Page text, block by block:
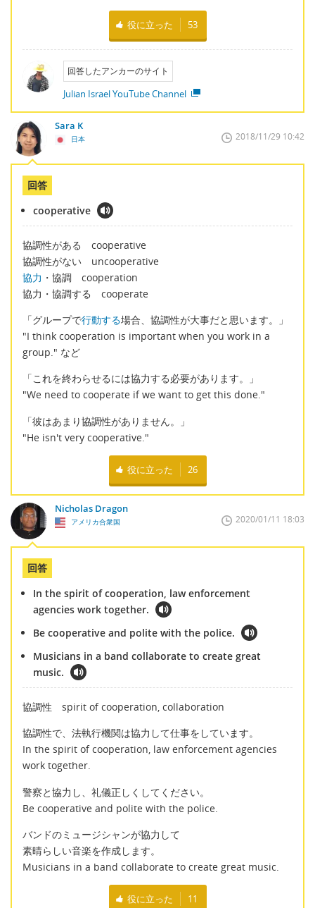
役に立った 53
回答したアンカーのサイト
Julian Israel YouTube Channel
Sara K
日本 2018/11/29 10:42
回答
cooperative
協調性がある cooperative
協調性がない uncooperative
協力 ・協調 cooperation
協力・協調する cooperate
「グループで行動する場合、協調性が大事だと思います。」
"I think cooperation is important when you work in a
group." など
「これを終わらせるには協力する必要があります。」
"We need to cooperate if we want to get this done."
「彼はあまり協調性がありません。」
"He isn't very cooperative."
役に立った 26
Nicholas Dragon
アメリカ合衆国 2020/01/11 18:03
回答
In the spirit of cooperation, law enforcement
agencies work together.
Be cooperative and polite with the police.
Musicians in a band collaborate to create great
music.
協調性 spirit of cooperation, collaboration
協調性で、法執行機関は協力して仕事をしています。
In the spirit of cooperation, law enforcement agencies
work together.
警察と協力し、礼儀正しくしてください。
Be cooperative and polite with the police.
バンドのミュージシャンが協力して
素晴らしい音楽を作成します。
Musicians in a band collaborate to create great music.
役に立った 11